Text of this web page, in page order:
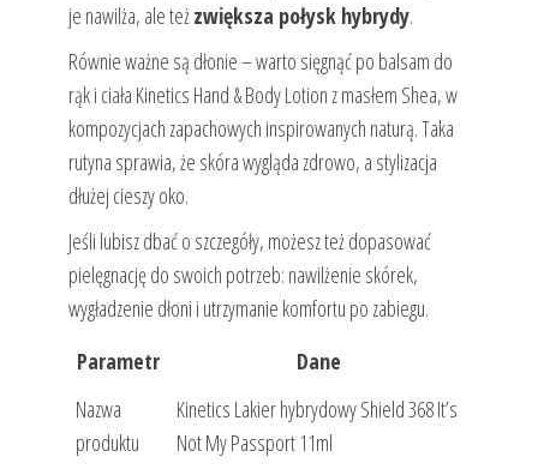
je nawilża, ale teżzwiększa połysk hybrydy.
Równie ważne są dłonie – warto sięgnąć po balsam do
rąk i ciała Kinetics Hand & Body Lotion z masłem Shea, w
kompozycjach zapachowych inspirowanych naturą. Taka
rutyna sprawia, że skóra wygląda zdrowo, a stylizacja
dłużej cieszy oko.
Jeśli lubisz dbać o szczegóły, możesz też dopasować
pielęgnację do swoich potrzeb: nawilżenie skórek,
wygładzenie dłoni i utrzymanie komfortu po zabiegu.
Parametr
Dane
Nazwa
produktu
Kinetics Lakier hybrydowy Shield 368 It’s
Not My Passport 11ml